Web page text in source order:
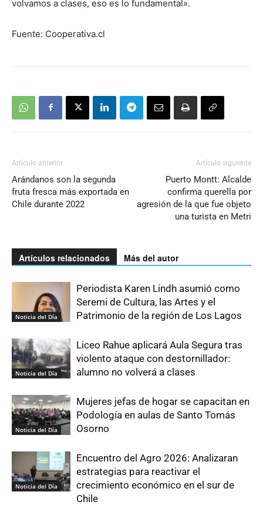
volvamos a clases, eso es lo fundamental».
Fuente: Cooperativa.cl
Artículo anterior
Arándanos son la segunda
fruta fresca más exportada en
Chile durante 2022
Artículo siguiente
Puerto Montt: Alcalde
confirma querella por
agresión de la que fue objeto
una turista en Metri
Artículos relacionados Más del autor
Noticia del Día
Periodista Karen Lindh asumió como
Seremi de Cultura, las Artes y el
Patrimonio de la región de Los Lagos
Noticia del Día
Liceo Rahue aplicará Aula Segura tras
violento ataque con destornillador:
alumno no volverá a clases
Noticia del Día
Mujeres jefas de hogar se capacitan en
Podología en aulas de Santo Tomás
Osorno
Noticia del Día
Encuentro del Agro 2026: Analizaran
estrategias para reactivar el
crecimiento económico en el sur de
Chile